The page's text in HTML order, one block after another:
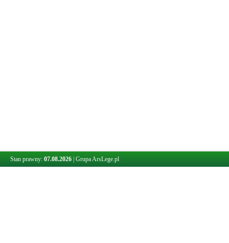
Stan prawny: 07.08.2026 Grupa ArsLege.pl